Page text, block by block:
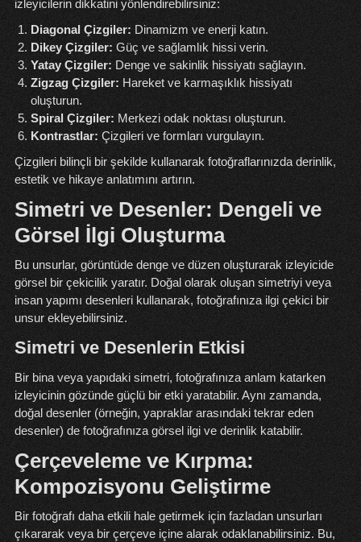
izleyicilerin dikkatini yönlendirebilirsiniz:
Diagonal Çizgiler: Dinamizm ve enerji katın.
Dikey Çizgiler: Güç ve sağlamlık hissi verin.
Yatay Çizgiler: Denge ve sakinlik hissiyatı sağlayın.
Zigzag Çizgiler: Hareket ve karmaşıklık hissiyatı
oluşturun.
Spiral Çizgiler: Merkezi odak noktası oluşturun.
Kontrastlar: Çizgileri ve formları vurgulayın.
Çizgileri bilinçli bir şekilde kullanarak fotoğraflarınızda derinlik,
estetik ve hikaye anlatımını artırın.
Simetri ve Desenler: Dengeli ve
Görsel İlgi Oluşturma
Bu unsurlar, görüntüde denge ve düzen oluşturarak izleyicide
görsel bir çekicilik yaratır. Doğal olarak oluşan simetriyi veya
insan yapımı desenleri kullanarak, fotoğrafınıza ilgi çekici bir
unsur ekleyebilirsiniz.
Simetri ve Desenlerin Etkisi
Bir bina veya yapıdaki simetri, fotoğrafınıza anlam katarken
izleyicinin gözünde güçlü bir etki yaratabilir. Aynı zamanda,
doğal desenler (örneğin, yapraklar arasındaki tekrar eden
desenler) de fotoğrafınıza görsel ilgi ve derinlik katabilir.
Çerçeveleme ve Kırpma:
Kompozisyonu Geliştirme
Bir fotoğrafı daha etkili hale getirmek için fazladan unsurları
çıkararak veya bir çerçeve içine alarak odaklanabilirsiniz. Bu,